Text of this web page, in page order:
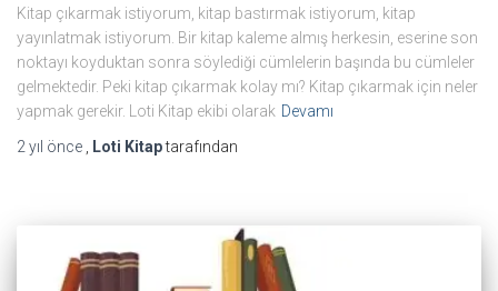
Kitap çıkarmak istiyorum, kitap bastırmak istiyorum, kitap
yayınlatmak istiyorum. Bir kitap kaleme almış herkesin, eserine son
noktayı koyduktan sonra söylediği cümlelerin başında bu cümleler
gelmektedir. Peki kitap çıkarmak kolay mı? Kitap çıkarmak için neler
yapmak gerekir. Loti Kitap ekibi olarak Devamı
2 yıl önce Loti Kitaptarafından